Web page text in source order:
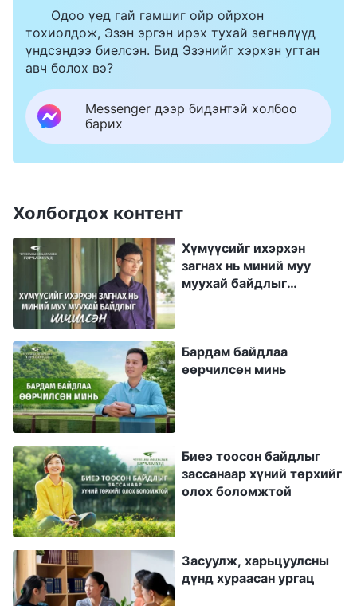
асуудлыг шийдвэрлэж чаддаг байх ёстой.
Одоо ингээд харахаар эгч эхлээд багийн
гишүүнээр дадлага хийсэн бол дээр байж
дээ” гэж бодсон. Юу намайг улам
бухимдуулсан гэхээр эгч асуудал тулгарвал
бусдаас дандаа тусламж гуйдаг ч надаас
бараг асуудаггүй байсан. Би дотроо “Эдгээр
биш бусдаас асууна гэхээр намайг
хүндлэхгүй байна уу?” гэж боддог байсан.
Дараа нь ажлын нэг хурал дээр зааварлагч
манай ажлын зарим асуудлыг хэлж өгсөн юм.
Терезе эгчийн зан авирыг санаад би сэтгэл
дундуур байдлаа барьж дийлэлгүй, бүх хүний
өмнө пал хийтэл хэлж, “Терезе эгч бүлгийн
удирдагчийн ажил хийж чадах уу?” гэхэд
Терезе шаналсан дуугаар: “Би ч хэрэггүй хүн
юм даа. Ах, эгч нарт асуудлаа шийдэхэд нь
тусалж чадахгүй” гэж хариулсан. Тэгж
хэлэхийг нь сонсоод үнэхээр буруутай мэт
санагдсан. Сүүлд нь ярилцаж байхад эгч
Гэсэн ч би өөрийнхөө талаар эргэцүүлээгүй.
Бас нэг удаа, шинэ ах нарын нэг нь үүрэгтээ
Одоо үед гай гамшиг ойр ойрхон
тохиолдож, Эзэн эргэн ирэх тухай зөгнөлүүд
үндсэндээ биелсэн. Бид Эзэнийг хэрхэн угтан
авч болох вэ?
Messenger дээр бидэнтэй холбоо
барих
Холбогдох контент
Хүмүүсийг ихэрхэн
загнах нь миний муу
муухай байдлыг
Бардам байдлаа
өөрчилсөн минь
Биеэ тоосон байдлыг
зассанаар хүний төрхийг
олох боломжтой
Засуулж, харьцуулсны
дүнд хураасан ургац